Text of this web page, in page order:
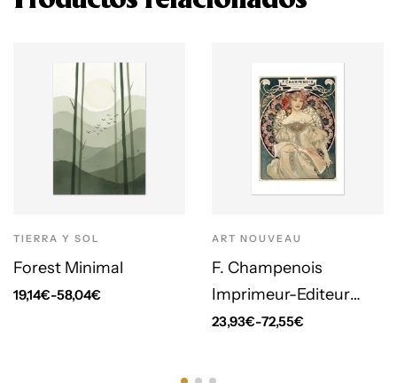
TIERRA Y SOL
Forest Minimal
19,14€-58,04€
ART NOUVEAU
F. Champenois
Imprimeur-Editeur
(1898)
23,93€-72,55€